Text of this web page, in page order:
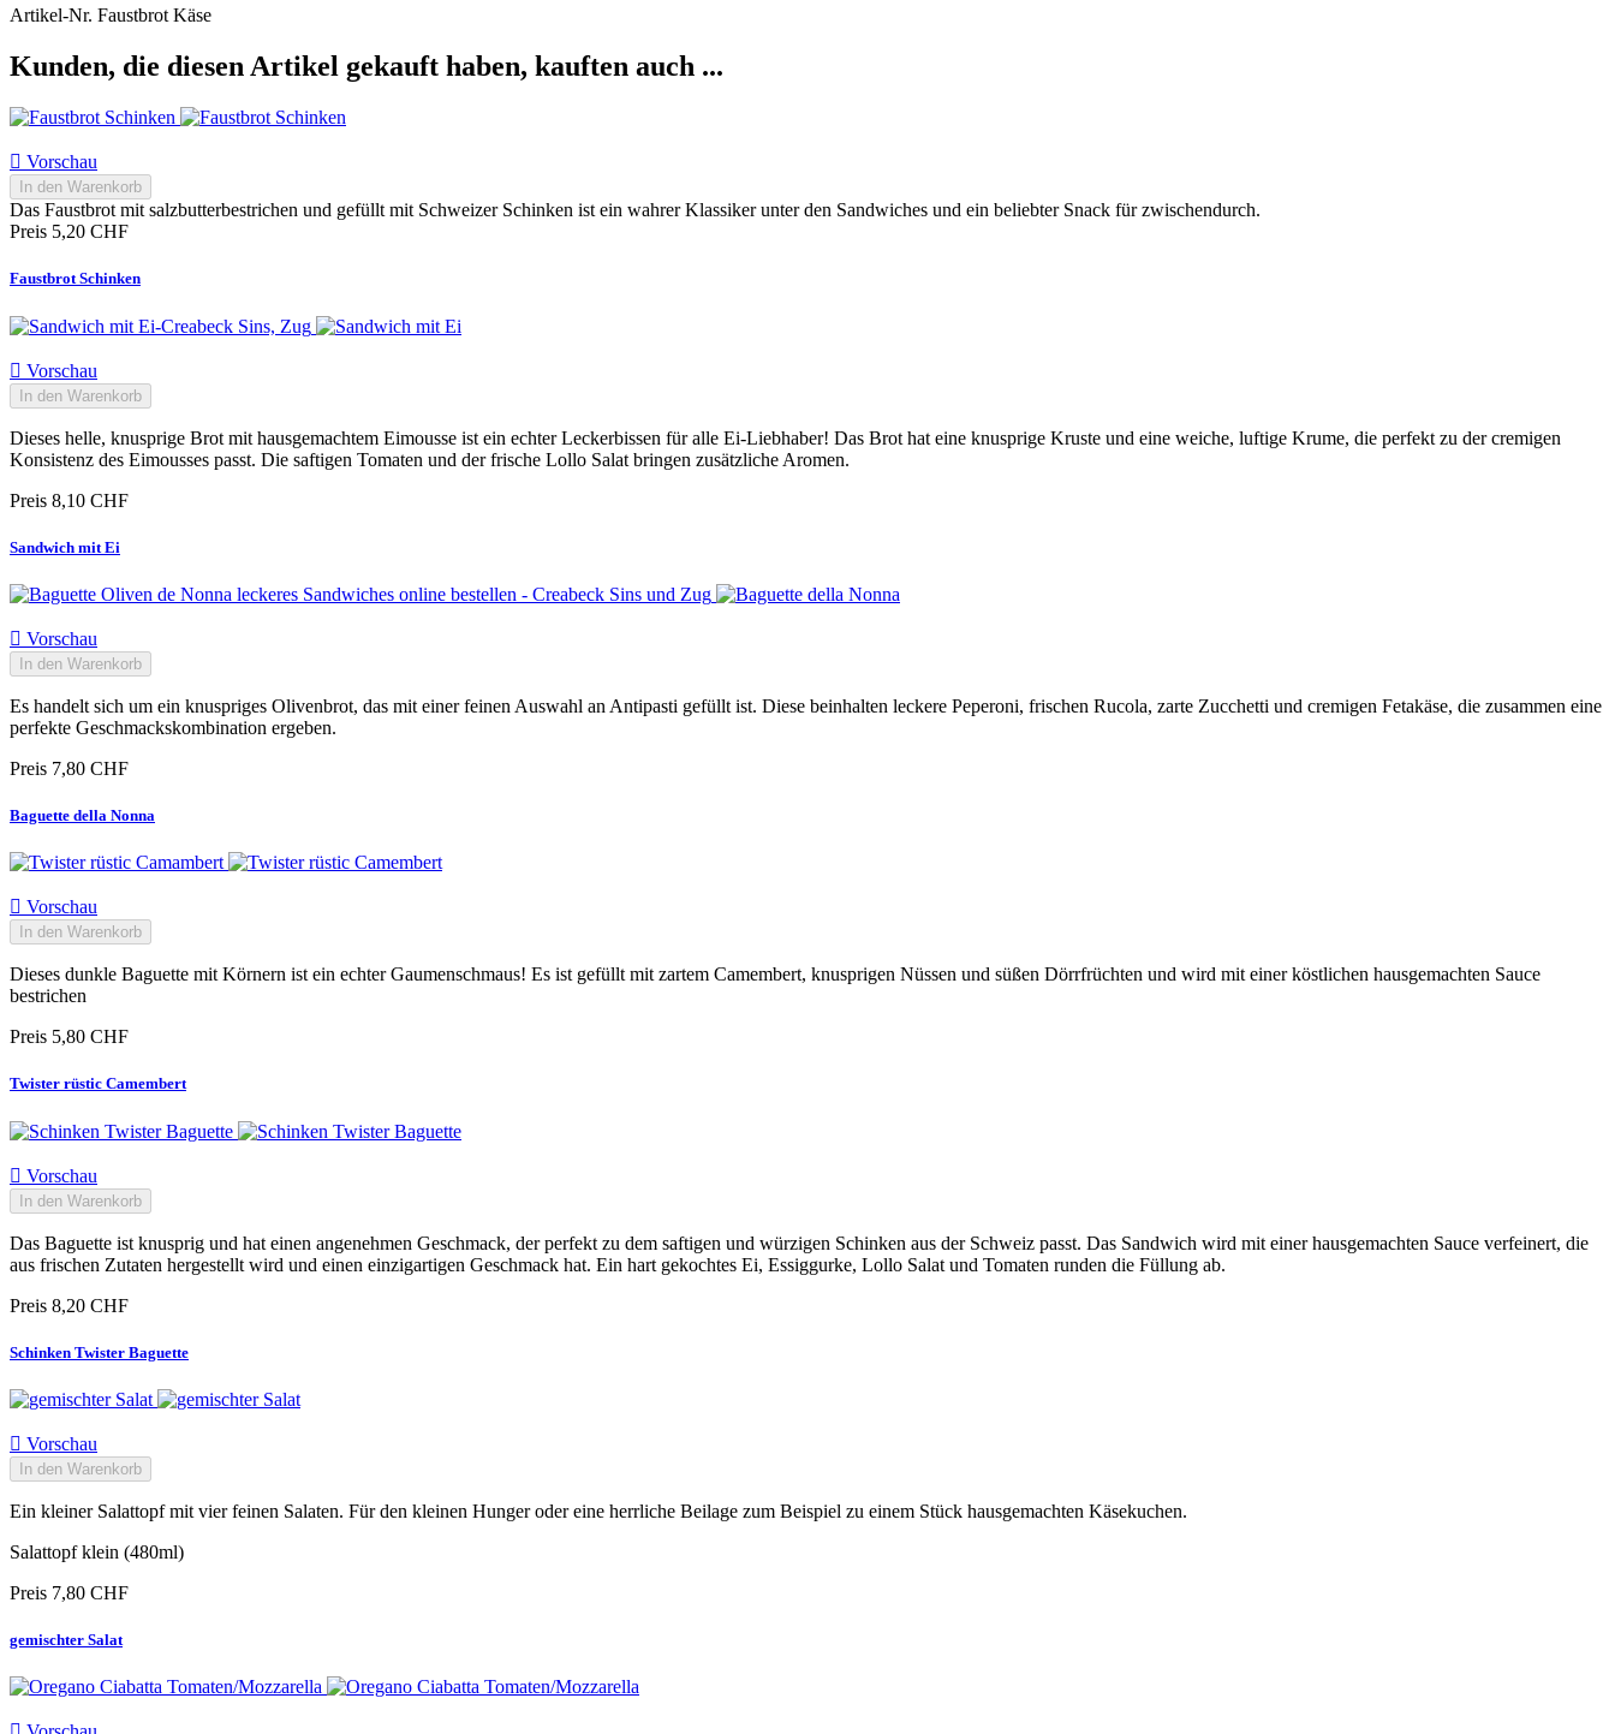
Artikel-Nr. Faustbrot Käse
Kunden, die diesen Artikel gekauft haben, kauften auch ...
 Vorschau
In den Warenkorb
Das Faustbrot mit salzbutterbestrichen und gefüllt mit Schweizer Schinken ist ein wahrer Klassiker unter den Sandwiches und ein beliebter Snack für zwischendurch.
Preis 5,20 CHF
Faustbrot Schinken
 Vorschau
In den Warenkorb
Dieses helle, knusprige Brot mit hausgemachtem Eimousse ist ein echter Leckerbissen für alle Ei-Liebhaber! Das Brot hat eine knusprige Kruste und eine weiche, luftige Krume, die perfekt zu der cremigen
Konsistenz des Eimousses passt. Die saftigen Tomaten und der frische Lollo Salat bringen zusätzliche Aromen.
Preis 8,10 CHF
Sandwich mit Ei
 Vorschau
In den Warenkorb
Es handelt sich um ein knuspriges Olivenbrot, das mit einer feinen Auswahl an Antipasti gefüllt ist. Diese beinhalten leckere Peperoni, frischen Rucola, zarte Zucchetti und cremigen Fetakäse, die zusammen eine
perfekte Geschmackskombination ergeben.
Preis 7,80 CHF
Baguette della Nonna
 Vorschau
In den Warenkorb
Dieses dunkle Baguette mit Körnern ist ein echter Gaumenschmaus! Es ist gefüllt mit zartem Camembert, knusprigen Nüssen und süßen Dörrfrüchten und wird mit einer köstlichen hausgemachten Sauce
bestrichen
Preis 5,80 CHF
Twister rüstic Camembert
 Vorschau
In den Warenkorb
Das Baguette ist knusprig und hat einen angenehmen Geschmack, der perfekt zu dem saftigen und würzigen Schinken aus der Schweiz passt. Das Sandwich wird mit einer hausgemachten Sauce verfeinert, die
aus frischen Zutaten hergestellt wird und einen einzigartigen Geschmack hat. Ein hart gekochtes Ei, Essiggurke, Lollo Salat und Tomaten runden die Füllung ab.
Preis 8,20 CHF
Schinken Twister Baguette
 Vorschau
In den Warenkorb
Ein kleiner Salattopf mit vier feinen Salaten. Für den kleinen Hunger oder eine herrliche Beilage zum Beispiel zu einem Stück hausgemachten Käsekuchen.
Salattopf klein (480ml)
Preis 7,80 CHF
gemischter Salat